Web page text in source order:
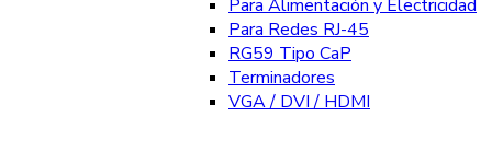
Para Alimentación y Electricidad
Para Redes RJ-45
RG59 Tipo CaP
Terminadores
VGA / DVI / HDMI